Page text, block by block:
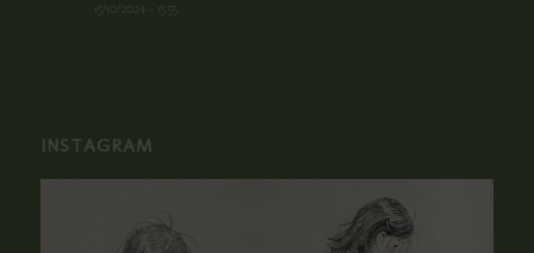
15/10/2024 - 15:55
INSTAGRAM